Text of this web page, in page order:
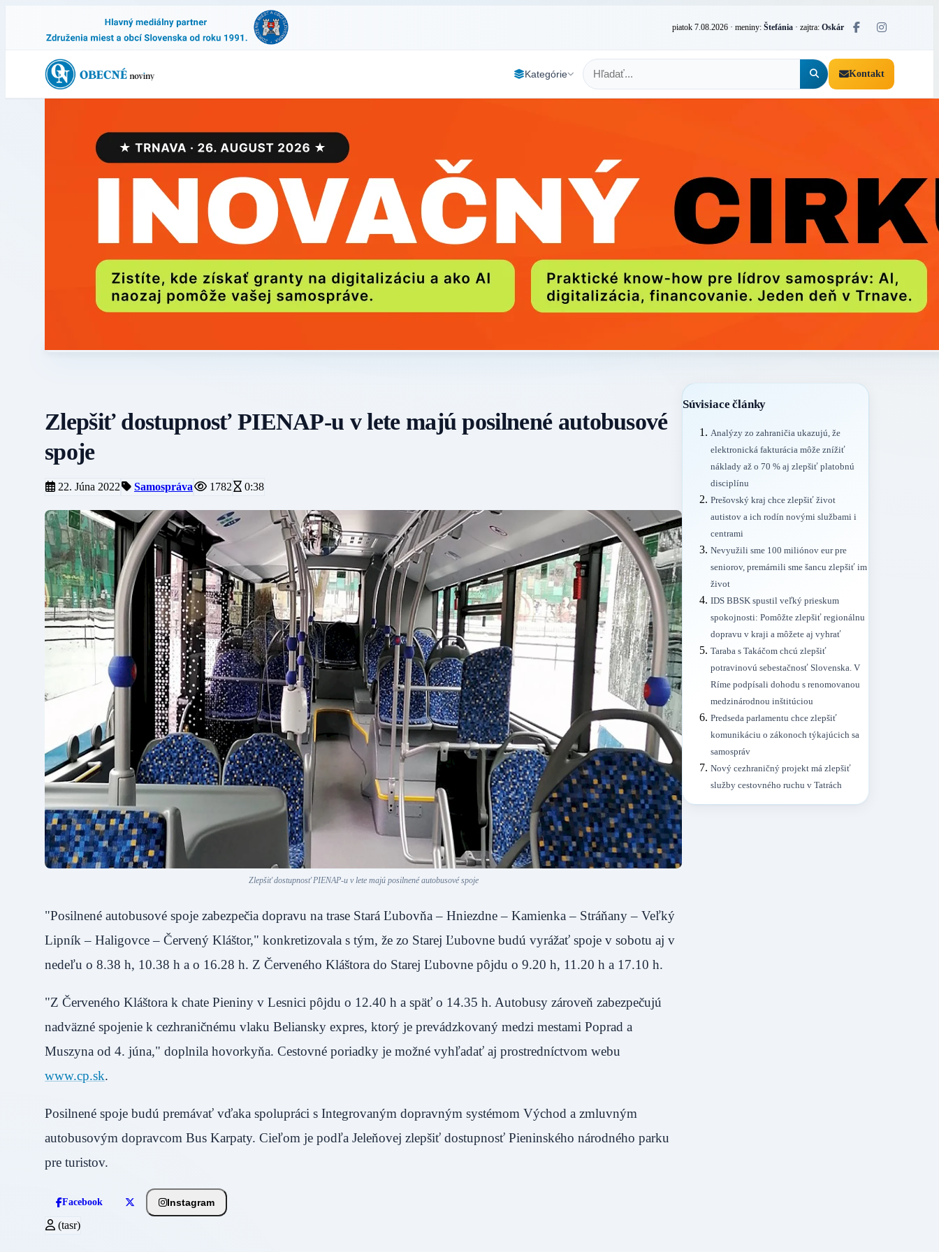
piatok 7.08.2026 · meniny: Štefánia · zajtra: Oskár
Kategórie Kontakt
Zlepšiť dostupnosť PIENAP-u v lete majú posilnené autobusové
spoje
22. Júna 2022 Samospráva 1782 0:38
Zlepšiť dostupnosť PIENAP-u v lete majú posilnené autobusové spoje
"Posilnené autobusové spoje zabezpečia dopravu na trase Stará Ľubovňa – Hniezdne – Kamienka – Stráňany – Veľký
Lipník – Haligovce – Červený Kláštor," konkretizovala s tým, že zo Starej Ľubovne budú vyrážať spoje v sobotu aj v
nedeľu o 8.38 h, 10.38 h a o 16.28 h. Z Červeného Kláštora do Starej Ľubovne pôjdu o 9.20 h, 11.20 h a 17.10 h.
"Z Červeného Kláštora k chate Pieniny v Lesnici pôjdu o 12.40 h a späť o 14.35 h. Autobusy zároveň zabezpečujú
nadväzné spojenie k cezhraničnému vlaku Beliansky expres, ktorý je prevádzkovaný medzi mestami Poprad a
Muszyna od 4. júna," doplnila hovorkyňa. Cestovné poriadky je možné vyhľadať aj prostredníctvom webu
www.cp.sk.
Posilnené spoje budú premávať vďaka spolupráci s Integrovaným dopravným systémom Východ a zmluvným
autobusovým dopravcom Bus Karpaty. Cieľom je podľa Jeleňovej zlepšiť dostupnosť Pieninského národného parku
pre turistov.
Facebook Instagram
(tasr)
Súvisiace články
Analýzy zo zahraničia ukazujú, že
elektronická fakturácia môže znížiť
náklady až o 70 % aj zlepšiť platobnú
disciplínu
Prešovský kraj chce zlepšiť život
autistov a ich rodín novými službami i
centrami
Nevyužili sme 100 miliónov eur pre
seniorov, premárnili sme šancu zlepšiť im
život
IDS BBSK spustil veľký prieskum
spokojnosti: Pomôžte zlepšiť regionálnu
dopravu v kraji a môžete aj vyhrať
Taraba s Takáčom chcú zlepšiť
potravinovú sebestačnosť Slovenska. V
Ríme podpísali dohodu s renomovanou
medzinárodnou inštitúciou
Predseda parlamentu chce zlepšiť
komunikáciu o zákonoch týkajúcich sa
samospráv
Nový cezhraničný projekt má zlepšiť
služby cestovného ruchu v Tatrách